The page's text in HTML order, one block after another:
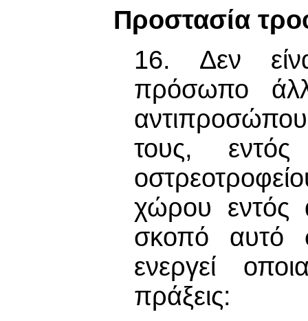
Προστασία
16. Δεν
πρόσωπο
τους,
χώρου εντός
σκοπό αυτό
ενεργεί
πράξεις: